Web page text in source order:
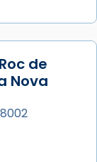
a
tradició
Júlia”) i
=
1667, el
una obra
Iluro.
de
Nova